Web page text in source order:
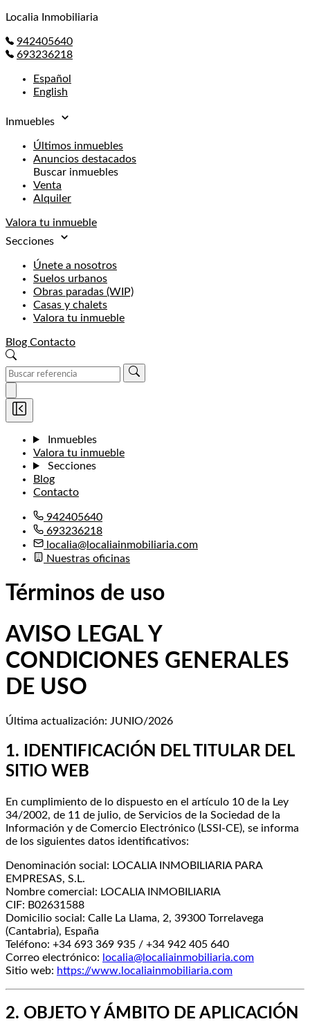
Localia Inmobiliaria
942405640
693236218
Español
English
Inmuebles
Últimos inmuebles
Anuncios destacados
Buscar inmuebles
Venta
Alquiler
Valora tu inmueble
Secciones
Únete a nosotros
Suelos urbanos
Obras paradas (WIP)
Casas y chalets
Valora tu inmueble
Blog Contacto
Inmuebles
Valora tu inmueble
Secciones
Blog
Contacto
942405640
693236218
localia@localiainmobiliaria.com
Nuestras oficinas
Términos de uso
AVISO LEGAL Y
CONDICIONES GENERALES
DE USO
Última actualización: JUNIO/2026
1. IDENTIFICACIÓN DEL TITULAR DEL
SITIO WEB
En cumplimiento de lo dispuesto en el artículo 10 de la Ley
34/2002, de 11 de julio, de Servicios de la Sociedad de la
Información y de Comercio Electrónico (LSSI-CE), se informa
de los siguientes datos identificativos:
Denominación social: LOCALIA INMOBILIARIA PARA
EMPRESAS, S.L.
Nombre comercial: LOCALIA INMOBILIARIA
CIF: B02631588
Domicilio social: Calle La Llama, 2, 39300 Torrelavega
(Cantabria), España
Teléfono: +34 693 369 935 / +34 942 405 640
Correo electrónico: localia@localiainmobiliaria.com
Sitio web: https://www.localiainmobiliaria.com
2. OBJETO Y ÁMBITO DE APLICACIÓN